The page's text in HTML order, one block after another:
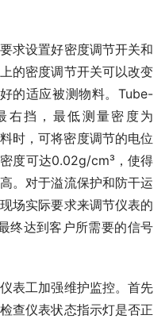
设置好密度调节开关和
的密度调节开关可以改变
的适应被测物料。Tube-
右挡，最低测量密度为
时，可将密度调节的电位
度可达0.02g/cm³，使得
。对于溢流保护和防干运
场实际要求来调节仪表的
终达到客户所需要的信号
工加强维护监控。首先
查仪表状态指示灯是否正